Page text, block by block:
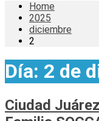
Home
2025
diciembre
2
Día: 2 de
Ciudad